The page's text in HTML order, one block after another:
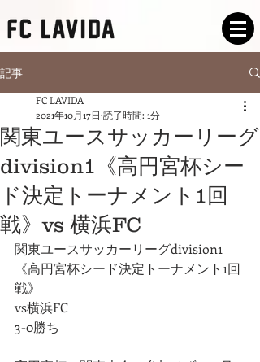
記事
関東ユースサッカーリーグ
division1《高円宮杯シー
ド決定トーナメント1回
戦》vs 横浜FC
FC LAVIDA
2021年10月17日 読了時間: 1分
関東ユースサッカーリーグdivision1
《高円宮杯シード決定トーナメント1回
戦》
vs横浜FC
3-0勝ち